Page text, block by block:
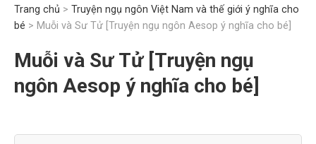
Trang chủ > Truyện ngụ ngôn Việt Nam và thế giới ý nghĩa cho
bé > Muỗi và Sư Tử [Truyện ngụ ngôn Aesop ý nghĩa cho bé]
Muỗi và Sư Tử [Truyện ngụ
ngôn Aesop ý nghĩa cho bé]